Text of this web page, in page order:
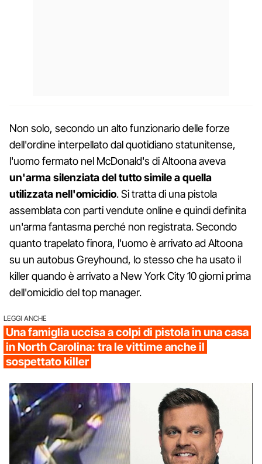
Non solo, secondo un alto funzionario delle forze
dell'ordine interpellato dal quotidiano statunitense,
l'uomo fermato nel McDonald's di Altoona aveva
un'arma silenziata del tutto simile a quella
utilizzata nell'omicidio. Si tratta di una pistola
assemblata con parti vendute online e quindi definita
un'arma fantasma perché non registrata. Secondo
quanto trapelato finora, l'uomo è arrivato ad Altoona
su un autobus Greyhound, lo stesso che ha usato il
killer quando è arrivato a New York City 10 giorni prima
dell'omicidio del top manager.
LEGGI ANCHE
Una famiglia uccisa a colpi di pistola in una casa
in North Carolina: tra le vittime anche il
sospettato killer